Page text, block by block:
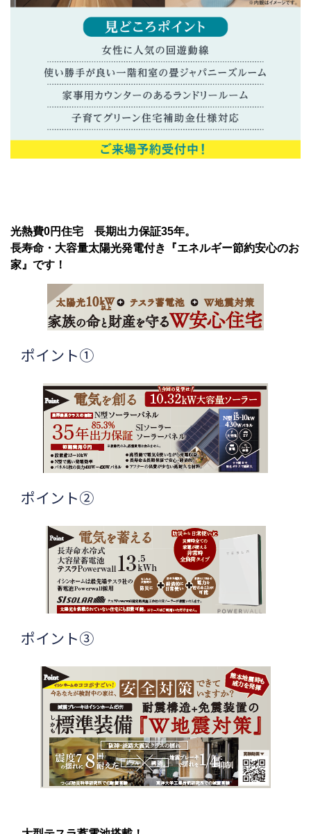
光熱費0円住宅 長期出力保証35年。
長寿命・大容量太陽光発電付き『エネルギー節約安心のお
家』です！
ポイント①
ポイント②
ポイント③